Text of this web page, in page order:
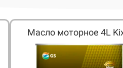
Масло моторное 4L